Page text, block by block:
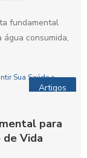
fundamental
consumida,
Artigos
para
de Vida